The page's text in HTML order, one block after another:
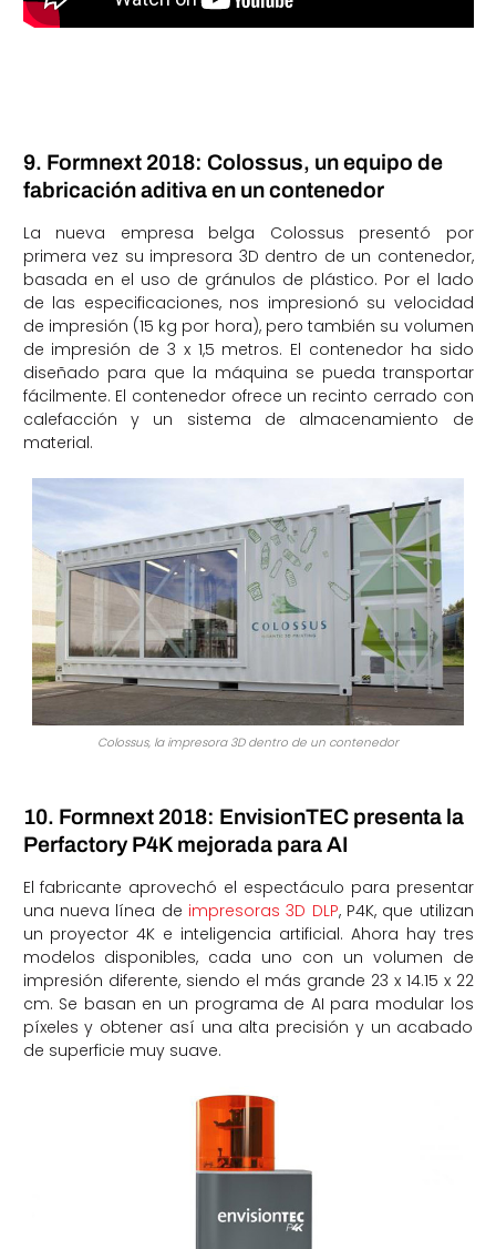
9. Formnext 2018: Colossus, un equipo de
fabricación aditiva en un contenedor
La nueva empresa belga Colossus presentó por
primera vez su impresora 3D dentro de un contenedor,
basada en el uso de gránulos de plástico. Por el lado
de las especificaciones, nos impresionó su velocidad
de impresión (15 kg por hora), pero también su volumen
de impresión de 3 x 1,5 metros. El contenedor ha sido
diseñado para que la máquina se pueda transportar
fácilmente. El contenedor ofrece un recinto cerrado con
calefacción y un sistema de almacenamiento de
material.
Colossus, la impresora 3D dentro de un contenedor
10. Formnext 2018: EnvisionTEC presenta la
Perfactory P4K mejorada para AI
El fabricante aprovechó el espectáculo para presentar
una nueva línea de impresoras 3D DLP, P4K, que utilizan
un proyector 4K e inteligencia artificial. Ahora hay tres
modelos disponibles, cada uno con un volumen de
impresión diferente, siendo el más grande 23 x 14.15 x 22
cm. Se basan en un programa de AI para modular los
píxeles y obtener así una alta precisión y un acabado
de superficie muy suave.